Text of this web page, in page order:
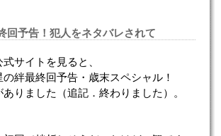
回予告！犯人をネタバレされて
サイトを見ると、
絆最終回予告・歳末スペシャル！
りました（追記．終わりました）。